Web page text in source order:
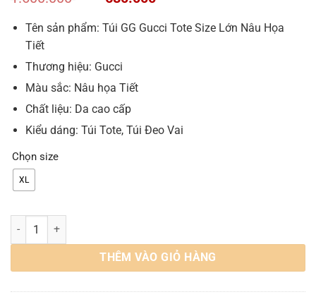
là:
tại
Tên sản phẩm: Túi GG Gucci Tote Size Lớn Nâu Họa
Tiết
Thương hiệu: Gucci
Màu sắc: Nâu họa Tiết
Chất liệu: Da cao cấp
Kiểu dáng: Túi Tote, Túi Đeo Vai
Chọn size
XL
Túi Gucci Giglio Large Tote Bag Cỡ Lớn số lượng
THÊM VÀO GIỎ HÀNG